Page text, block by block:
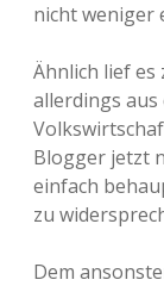
nicht weniger
Ähnlich lief es
allerdings
Blogger jetzt
einfach
zu
Dem